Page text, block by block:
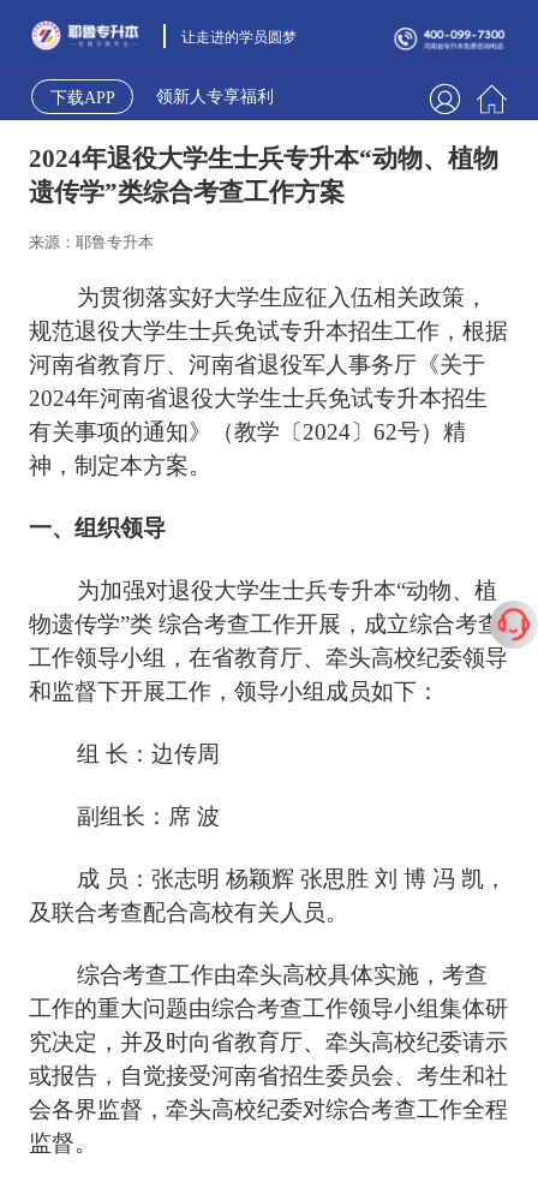
让走进的学员圆梦
下载APP 领新人专享福利
2024年退役大学生士兵专升本“动物、植物
遗传学”类综合考查工作方案
来源：耶鲁专升本
为贯彻落实好大学生应征入伍相关政策，
规范退役大学生士兵免试专升本招生工作，根据
河南省教育厅、河南省退役军人事务厅《关于
2024年河南省退役大学生士兵免试专升本招生
有关事项的通知》（教学〔2024〕62号）精
神，制定本方案。
一、组织领导
为加强对退役大学生士兵专升本“动物、植
物遗传学”类 综合考查工作开展，成立综合考查
工作领导小组，在省教育厅、牵头高校纪委领导
和监督下开展工作，领导小组成员如下：
组 长：边传周
副组长：席波
成员：张志明 杨颖辉 张思胜 刘 博 冯 凯，
及联合考查配合高校有关人员。
综合考查工作由牵头高校具体实施，考查
工作的重大问题由综合考查工作领导小组集体研
究决定，并及时向省教育厅、牵头高校纪委请示
或报告，自觉接受河南省招生委员会、考生和社
会各界监督，牵头高校纪委对综合考查工作全程
监督。